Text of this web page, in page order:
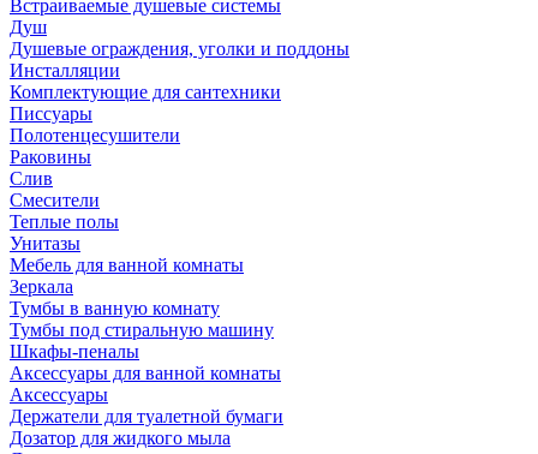
Встраиваемые душевые системы
Душ
Душевые ограждения, уголки и поддоны
Инсталляции
Комплектующие для сантехники
Писсуары
Полотенцесушители
Раковины
Слив
Смесители
Теплые полы
Унитазы
Мебель для ванной комнаты
Зеркала
Тумбы в ванную комнату
Тумбы под стиральную машину
Шкафы-пеналы
Аксессуары для ванной комнаты
Аксессуары
Держатели для туалетной бумаги
Дозатор для жидкого мыла